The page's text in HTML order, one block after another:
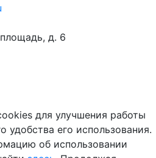
д. 6
для улучшения работы
удобства его использования.
об использовании